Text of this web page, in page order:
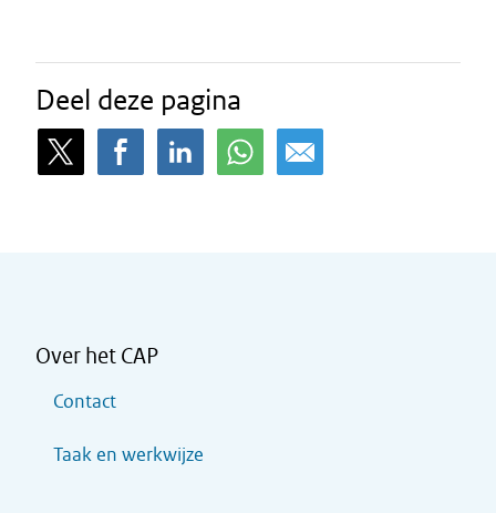
Deel deze pagina
Over het CAP
Contact
Taak en werkwijze